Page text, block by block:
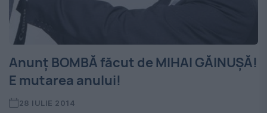
Anunț BOMBĂ făcut de MIHAI GĂINUȘĂ!
E mutarea anului!
28 IULIE 2014